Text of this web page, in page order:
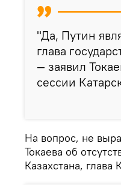
"Да, Путин
глава
— заявил
сессии
На вопрос, не
Токаева об
Казахстана, глава